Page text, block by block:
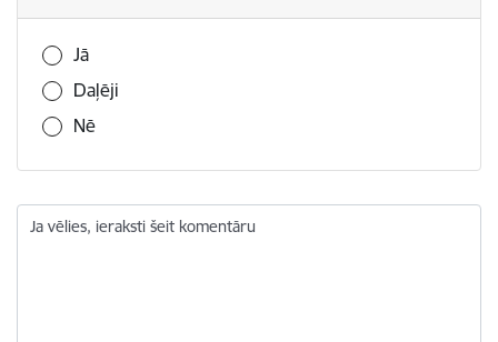
Vai šī informācija bija noderīga?
Jā
Daļēji
Nē
Ja vēlies, ieraksti šeit komentāru